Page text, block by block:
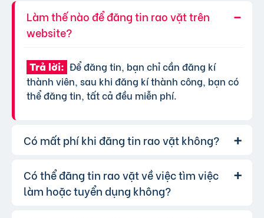
Làm thế nào để đăng tin rao vặt trên
website?
Trả lời: Để đăng tin, bạn chỉ cần đăng kí
thành viên, sau khi đăng kí thành công, bạn có
thể đăng tin, tất cả đều miễn phí.
Có mất phí khi đăng tin rao vặt không?
Trả lời: Chúng tôi cung cấp gói đăng tin miễn
phí cơ bản cho tất cả người dùng. Tuy nhiên, để
Có thể đăng tin rao vặt về việc tìm việc
làm hoặc tuyển dụng không?